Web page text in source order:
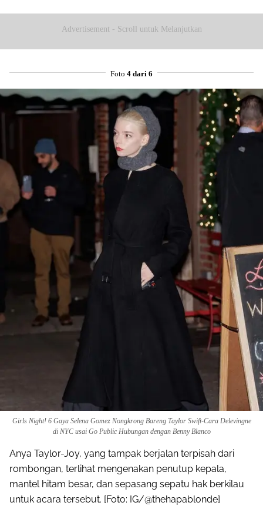
Advertisement - Scroll untuk Melanjutkan
Foto 4 dari 6
Girls Night! 6 Gaya Selena Gomez Nongkrong Bareng Taylor Swift-Cara Delevingne
di NYC usai Go Public Hubungan dengan Benny Blanco
Anya Taylor-Joy, yang tampak berjalan terpisah dari
rombongan, terlihat mengenakan penutup kepala,
mantel hitam besar, dan sepasang sepatu hak berkilau
untuk acara tersebut. [Foto: IG/@thehapablonde]